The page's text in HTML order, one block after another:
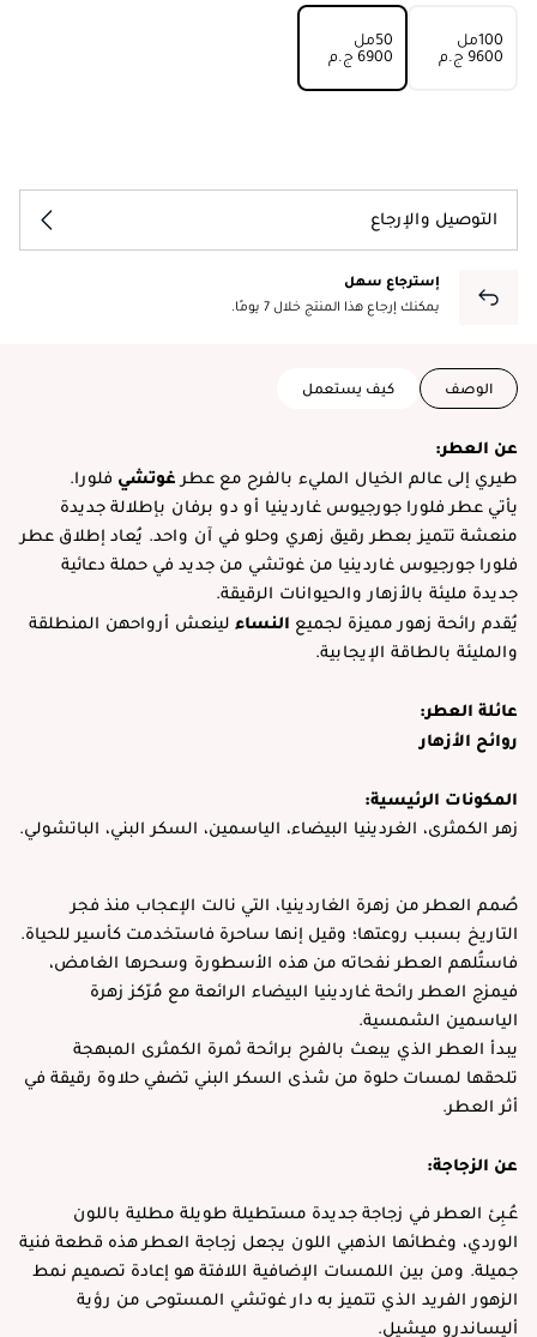
100مل
⁦9600⁩ ج.م
50مل
⁦6900⁩ ج.م
التوصيل والإرجاع
إسترجاع سهل
يمكنك إرجاع هذا المنتج خلال 7 يومًا.
الوصف كيف يستعمل
عن العطر:
طيري إلى عالم الخيال المليء بالفرح مع عطر غوتشي فلورا.
يأتي عطر فلورا جورجيوس غاردينيا أو دو برفان بإطلالة جديدة
منعشة تتميز بعطر رقيق زهري وحلو في آن واحد. يُعاد إطلاق عطر
فلورا جورجيوس غاردينيا من غوتشي من جديد في حملة دعائية
جديدة مليئة بالأزهار والحيوانات الرقيقة.
يُقدم رائحة زهور مميزة لجميع النساء لينعش أرواحهن المنطلقة
والمليئة بالطاقة الإيجابية.
عائلة العطر:
روائح الأزهار
المكونات الرئيسية:
زهر الكمثرى، الغردينيا البيضاء، الياسمين، السكر البني، الباتشولي.
صُمم العطر من زهرة الغاردينيا، التي نالت الإعجاب منذ فجر
التاريخ بسبب روعتها؛ وقيل إنها ساحرة فاستخدمت كأسير للحياة.
فاستُلهم العطر نفحاته من هذه الأسطورة وسحرها الغامض،
فيمزج العطر رائحة غاردينيا البيضاء الرائعة مع مُرّكز زهرة
الياسمين الشمسية.
يبدأ العطر الذي يبعث بالفرح برائحة ثمرة الكمثرى المبهجة
تلحقها لمسات حلوة من شذى السكر البني تضفي حلاوة رقيقة في
أثر العطر.
عن الزجاجة:
عُـبِئ العطر في زجاجة جديدة مستطيلة طويلة مطلية باللون
الوردي، وغطائها الذهبي اللون يجعل زجاجة العطر هذه قطعة فنية
جميلة. ومن بين اللمسات الإضافية اللافتة هو إعادة تصميم نمط
الزهور الفريد الذي تتميز به دار غوتشي المستوحى من رؤية
أليساندرو ميشيل.